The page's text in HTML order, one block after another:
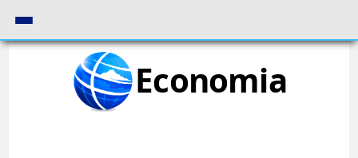
Economia